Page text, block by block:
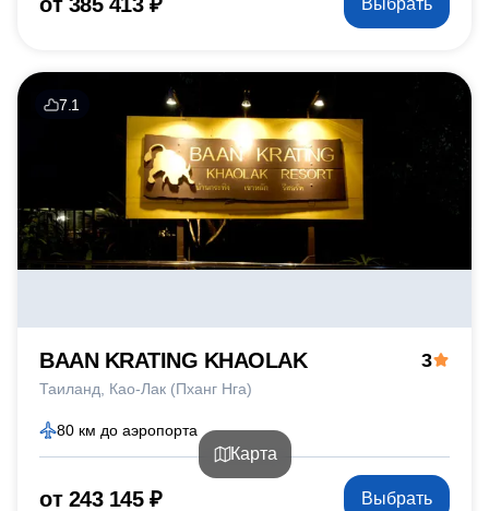
Выбрать
7.1
BAAN KRATING KHAOLAK
Таиланд Као-Лак (Пханг Нга)
3
80 км до аэропорта
от 243 145 ₽ Выбрать
Карта